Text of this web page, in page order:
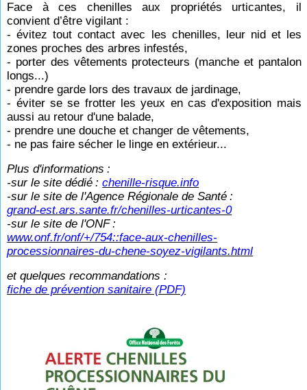
Face à ces chenilles aux propriétés urticantes, il
convient d’être vigilant :
- évitez tout contact avec les chenilles, leur nid et les
zones proches des arbres infestés,
- porter des vêtements protecteurs (manche et pantalon
longs...)
- prendre garde lors des travaux de jardinage,
- éviter se se frotter les yeux en cas d'exposition mais
aussi au retour d'une balade,
- prendre une douche et changer de vêtements,
- ne pas faire sécher le linge en extérieur...
Plus d'informations :
-sur le site dédié :chenille-risque.info
-sur le site de l'Agence Régionale de Santé :
grand-est.ars.sante.fr/chenilles-urticantes-0
-sur le site de l'ONF :
www.onf.fr/onf/+/754::face-aux-chenilles-
processionnaires-du-chene-soyez-vigilants.html
et quelques recommandations :
fiche de prévention sanitaire (PDF)